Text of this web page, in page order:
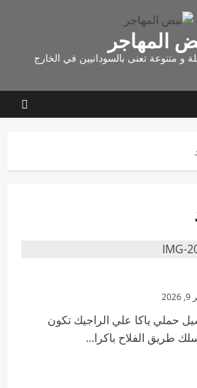
المهاجر
و متنوعة تعنى بالسودانيين في الخارج
حملي ياكا علي الراجيك تكون
طريق الفلاح باكرا...